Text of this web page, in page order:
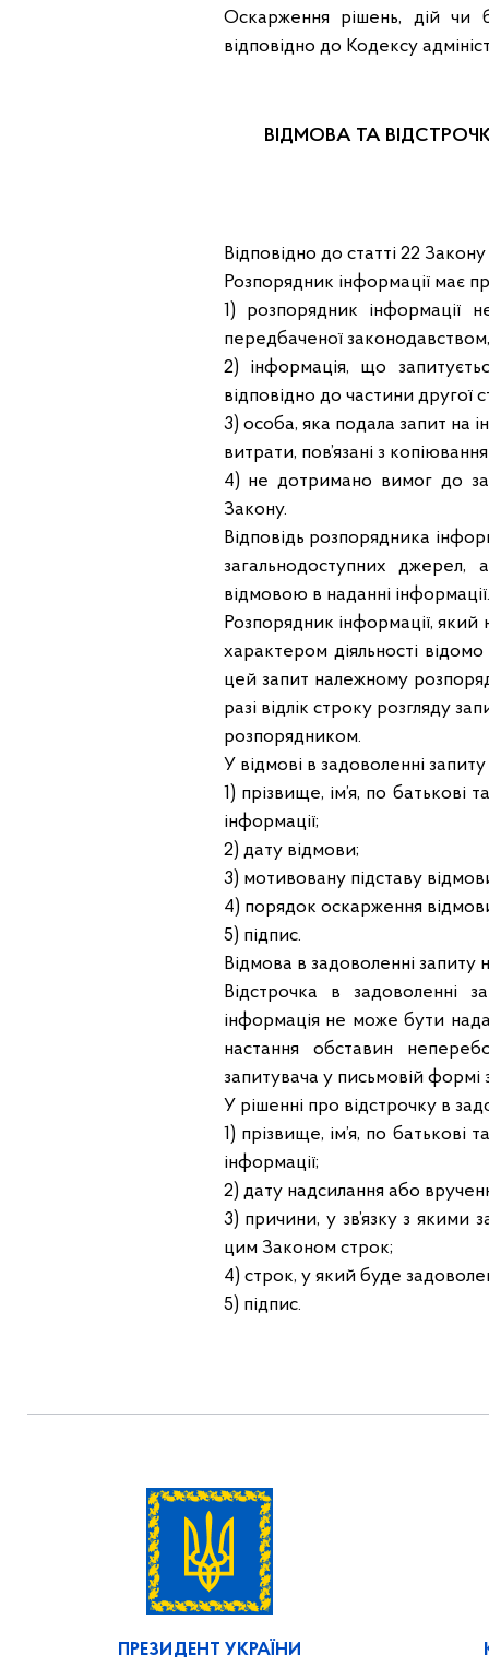
Оскарження рішень, дій чи
відповідно до Кодексу
ВІДМОВА ТА
Відповідно до статті 22
Розпорядник інформації має
1) розпорядник інформації
передбаченої
2) інформація, що
відповідно до частини другої
3) особа, яка подала запит на
витрати, пов’язані з
4) не дотримано вимог до
Закону.
Відповідь розпорядника
загальнодоступних джерел,
відмовою в наданні інформації.
Розпорядник інформації,
характером діяльності
цей запит належному
разі відлік строку розгляду
розпорядником.
У відмові в задоволенні
1) прізвище, ім’я, по батькові
інформації;
2) дату відмови;
3) мотивовану підставу
4) порядок оскарження
5) підпис.
Відмова в задоволенні
Відстрочка в задоволенні
інформація не може бути
настання обставин
запитувача у письмовій формі
У рішенні про відстрочку в
1) прізвище, ім’я, по батькові
інформації;
2) дату надсилання або
3) причини, у зв’язку з
цим Законом строк;
4) строк, у який буде
5) підпис.
ПРЕЗИДЕНТ УКРАЇНИ